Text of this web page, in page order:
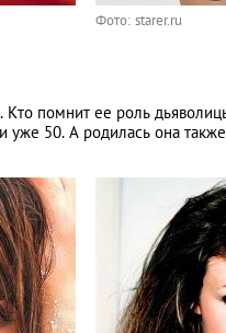
Фото: starer.ru
Кто помнит ее роль
50. А родилась она